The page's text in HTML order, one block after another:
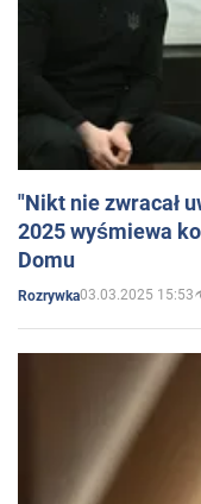
"Nikt nie zwracał
2025 wyśmiewa
Domu
Rozrywka03.03.2025 15:53